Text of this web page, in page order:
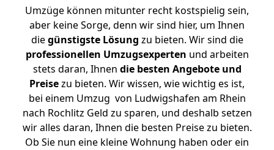
Umzüge können mitunter recht kostspielig sein,
aber keine Sorge, denn wir sind hier, um Ihnen
diegünstigste Lösung zu bieten. Wir sind die
professionellen Umzugsexperten und arbeiten
stets daran, Ihnen die besten Angebote und
Preisezu bieten. Wir wissen, wie wichtig es ist,
bei einem Umzug von Ludwigshafen am Rhein
nach Rochlitz Geld zu sparen, und deshalb setzen
wir alles daran, Ihnen die besten Preise zu bieten.
Ob Sie nun eine kleine Wohnung haben oder ein